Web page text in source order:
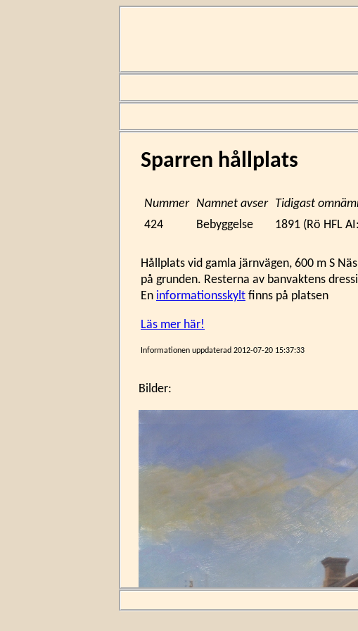
Sparren hållplats
Nummer Namnet avser Tidigast
424
Bebyggelse 1891 (Rö HFL
Hållplats vid gamla järnvägen, 600 m S
på grunden. Resterna av banvaktens
En informationsskylt finns på platsen
Läs mer här!
Informationen uppdaterad 2012-07-20 15:37:33
Bilder: